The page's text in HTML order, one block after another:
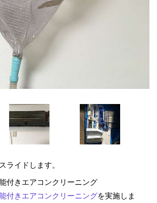
ライドします。
付きエアコンクリーニング
付きエアコンクリーニングを実施しま